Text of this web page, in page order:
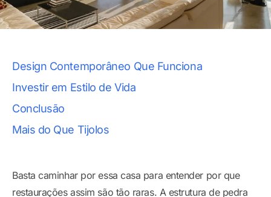
Design Contemporâneo Que Funciona
Investir em Estilo de Vida
Conclusão
Mais do Que Tijolos
Basta caminhar por essa casa para entender por que
restaurações assim são tão raras. A estrutura de pedra